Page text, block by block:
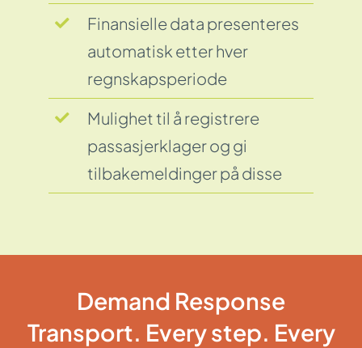
Finansielle data presenteres
automatisk etter hver
regnskapsperiode
Mulighet til å registrere
passasjerklager og gi
tilbakemeldinger på disse
Demand Response
Transport. Every step. Every